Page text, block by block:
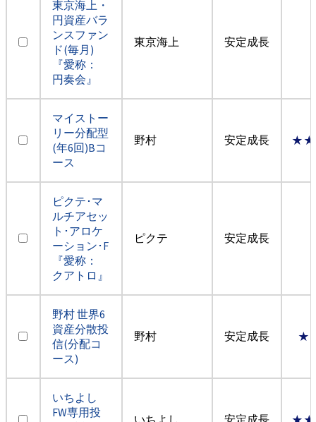
東京海上・
円資産バラ
ンスファン
ド(毎月)
『愛称：
円奏会』
東京海上 安定成長
マイストー
リー分配型
(年6回)Bコ
ース
野村 安定成長
ピクテ･マ
ルチアセッ
ト･アロケ
ーション･F
『愛称：
クアトロ』
ピクテ 安定成長
野村 世界6
資産分散投
信(分配コ
ース)
野村 安定成長
いちよし
FW専用投
いちよし 安定成長